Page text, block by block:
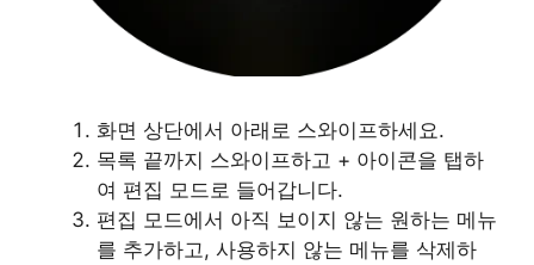
화면 상단에서 아래로 스와이프하세요.
목록 끝까지 스와이프하고 + 아이콘을 탭하
여 편집 모드로 들어갑니다.
편집 모드에서 아직 보이지 않는 원하는 메뉴
를 추가하고, 사용하지 않는 메뉴를 삭제하